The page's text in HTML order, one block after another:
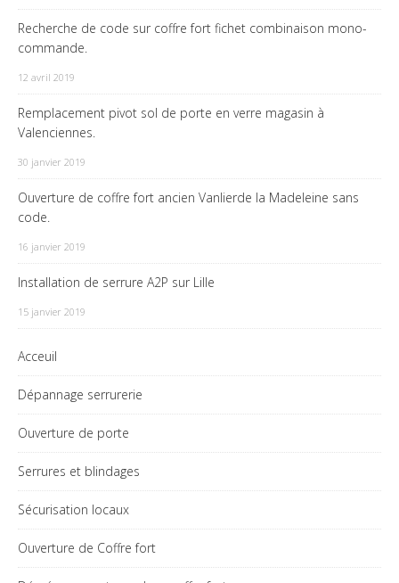
Recherche de code sur coffre fort fichet combinaison mono-
commande.
12 avril 2019
Remplacement pivot sol de porte en verre magasin à
Valenciennes.
30 janvier 2019
Ouverture de coffre fort ancien Vanlierde la Madeleine sans
code.
16 janvier 2019
Installation de serrure A2P sur Lille
15 janvier 2019
Acceuil
Dépannage serrurerie
Ouverture de porte
Serrures et blindages
Sécurisation locaux
Ouverture de Coffre fort